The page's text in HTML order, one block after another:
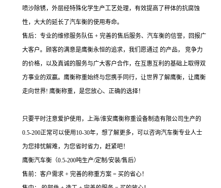
喷沙除锈，外层经特殊化学生产工艺处理，有效提高了秤体的抗腐蚀
性，大大的延长了汽车衡的使用寿命。
售后：专业的维修服务队伍 + 完善的售后服务、汽车衡的信誉，回报广
大客户。顾客的满意是鹰衡永恒的追求，我们愿通过 的产品， 竞争力
的价格，以及真诚的服务与广大客户合作，在互惠互利的基础上取得双
方事业的双赢。鹰衡称重始终与您携手同行，让世界了解鹰衡，让鹰衡
走向世界! 鹰衡称重，是您放心、正确的选择！
只要平时注意爱护使用，上海/淮安鹰衡称重设备制造有限公司生产的
0.5-200正常可以使用10-30年，想了解更多，可以咨询汽车衡专业人士
为您排忧解难，为您省时省力，赶紧吧！
鹰衡汽车衡（0.5-200吨生产/定制/安装/售后）
售前：客户需求 + 完善的称重方案 = 买的省心！